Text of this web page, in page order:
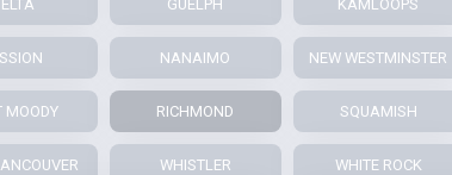
GUELPH KAMLOOPS
NANAIMO NEW WESTMINSTER
MOODY RICHMOND SQUAMISH
WHISTLER WHITE ROCK